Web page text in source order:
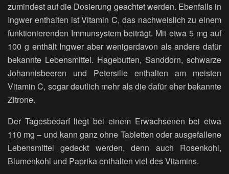
zumindest auf die Dosierung geachtet werden. Ebenfalls in
Ingwer enthalten ist Vitamin C, das nachweislich zu einem
funktionierenden Immunsystem beiträgt. Mit etwa 5 mg auf
100 g enthält Ingwer aber wenigerdavon als andere dafür
bekannte Lebensmittel. Hagebutten, Sanddorn, schwarze
Johannisbeeren und Petersilie enthalten am meisten
Vitamin C, sogar deutlich mehr als die dafür eher bekannte
Zitrone.
Der Tagesbedarf liegt bei einem Erwachsenen bei etwa
110 mg – und kann ganz ohne Tabletten oder ausgefallene
Lebensmittel gedeckt werden, denn auch Rosenkohl,
Blumenkohl und Paprika enthalten viel des Vitamins.